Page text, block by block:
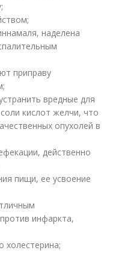
наделена
приправу
вредные для
кислот желчи, что
опухолей в
действенно
пищи, ее усвоение
инфаркта,
холестерина;